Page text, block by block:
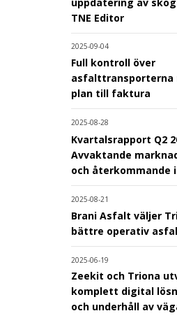
TNE Editor
2025-09-04
Full kontroll över
asfalttransporterna
plan till faktura
2025-08-28
Kvartalsrapport Q2
Avvaktande
och återkommande
2025-08-21
Brani Asfalt väljer
bättre operativ
2025-06-19
Zeekit och Triona
komplett digital
och underhåll av